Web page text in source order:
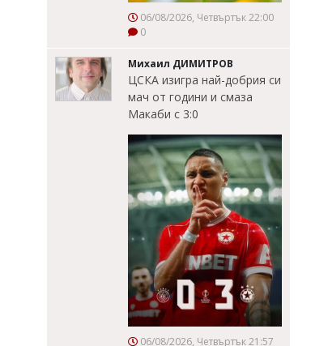
06/08/2026, Четвъртък 22:00
0
Михаил ДИМИТРОВ
ЦСКА изигра най-добрия си
мач от години и смаза
Макаби с 3:0
06/08/2026, Четвъртък 21:57